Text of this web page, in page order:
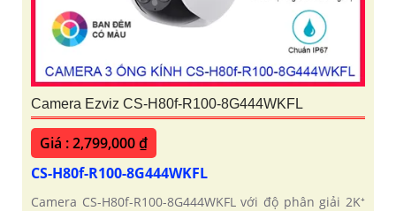
Camera Ezviz CS-H80f-R100-8G444WKFL
Giá : 2,799,000 ₫
CS-H80f-R100-8G444WKFL
Camera CS-H80f-R100-8G444WKFL với độ phân giải 2K⁺